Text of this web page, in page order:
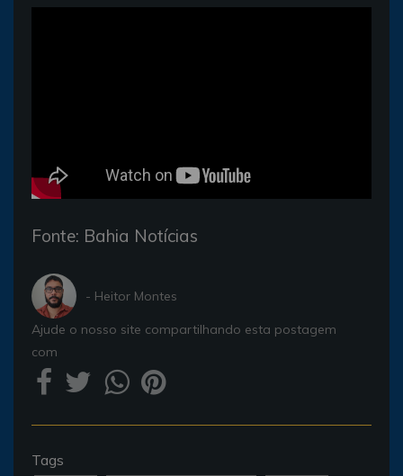
Fonte: Bahia Notícias
- Heitor Montes
Ajude o nosso site compartilhando esta postagem
com
Tags